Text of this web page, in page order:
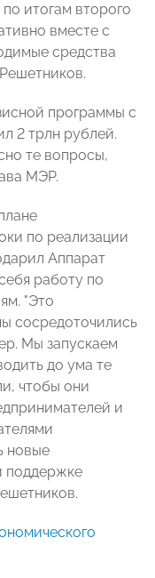
итогам второго
вместе с
средства
программы с
2 трлн рублей.
те вопросы,
МЭР.
по реализации
Аппарат
работу по
"Это
сосредоточились
Мы запускаем
до ума те
чтобы они
и
новые
поддержке